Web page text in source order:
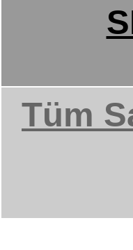
Tüm